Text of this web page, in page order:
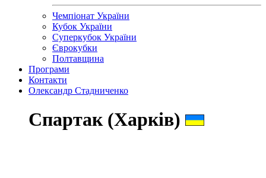
Чемпіонат України
Кубок України
Суперкубок України
Єврокубки
Полтавщина
Програми
Контакти
Олександр Стадниченко
Спартак (Харків)